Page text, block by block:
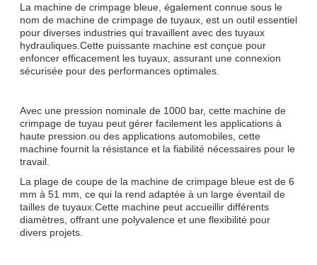
La machine de crimpage bleue, également connue sous le
nom de machine de crimpage de tuyaux, est un outil essentiel
pour diverses industries qui travaillent avec des tuyaux
hydrauliques.Cette puissante machine est conçue pour
enfoncer efficacement les tuyaux, assurant une connexion
sécurisée pour des performances optimales.
Avec une pression nominale de 1000 bar, cette machine de
crimpage de tuyau peut gérer facilement les applications à
haute pression.ou des applications automobiles, cette
machine fournit la résistance et la fiabilité nécessaires pour le
travail.
La plage de coupe de la machine de crimpage bleue est de 6
mm à 51 mm, ce qui la rend adaptée à un large éventail de
tailles de tuyaux.Cette machine peut accueillir différents
diamètres, offrant une polyvalence et une flexibilité pour
divers projets.